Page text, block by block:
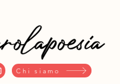
Chi siamo